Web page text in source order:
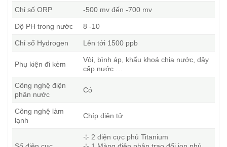
Chỉ số ORP -500 mv đến -700 mv
Độ PH trong nước 8 -10
Chỉ số Hydrogen Lên tới 1500 ppb
Phụ kiện đi kèm
Vòi, bình áp, khẩu khoá chia nước, dây
cấp nước …
Công nghệ điện
phân nước
Có
Công nghệ làm
lạnh
Chíp điện tử
⊹ 2 điện cực phủ Titanium